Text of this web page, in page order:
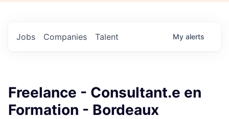
Jobs Companies Talent My alerts
Freelance - Consultant.e en
Formation - Bordeaux